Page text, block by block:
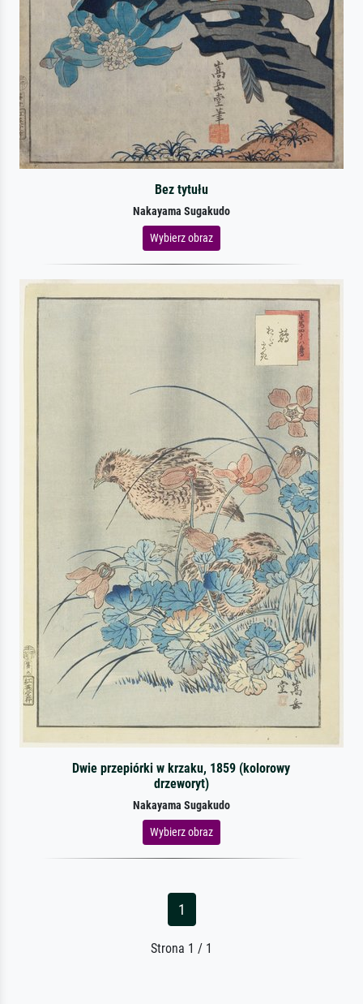
Bez tytułu
Nakayama Sugakudo
Wybierz obraz
Dwie przepiórki w krzaku, 1859 (kolorowy
drzeworyt)
Nakayama Sugakudo
Wybierz obraz
1
Strona 1 / 1